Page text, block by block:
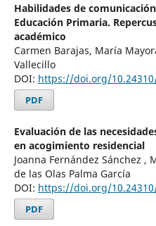
Habilidades de
Educación Primaria.
académico
Carmen Barajas, María
Vallecillo
DOI: https://doi.org/
PDF
Evaluación de las
en acogimiento residencial
Joanna Fernández Sánchez ,
de las Olas Palma García
DOI: https://doi.org/
PDF